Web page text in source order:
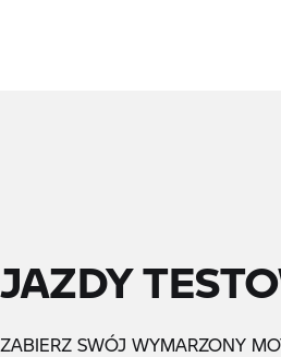
JAZDY
ZABIERZ SWÓJ WYMARZONY